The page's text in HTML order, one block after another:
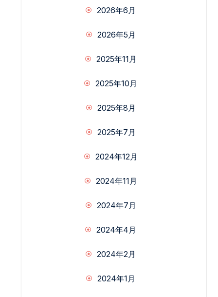
2026年6月
2026年5月
2025年11月
2025年10月
2025年8月
2025年7月
2024年12月
2024年11月
2024年7月
2024年4月
2024年2月
2024年1月